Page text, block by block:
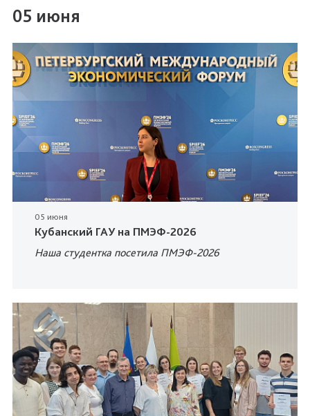
05 июня
05 июня
Кубанский ГАУ на ПМЭФ-2026
Наша студентка посетила ПМЭФ-2026